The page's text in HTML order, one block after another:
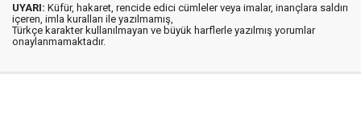
UYARI: Küfür, hakaret, rencide edici cümleler veya imalar, inançlara saldırı
içeren, imla kuralları ile yazılmamış,
Türkçe karakter kullanılmayan ve büyük harflerle yazılmış yorumlar
onaylanmamaktadır.